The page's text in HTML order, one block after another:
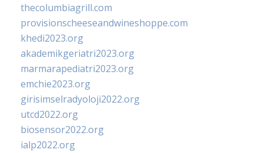
thecolumbiagrill.com
provisionscheeseandwineshoppe.com
khedi2023.org
akademikgeriatri2023.org
marmarapediatri2023.org
emchie2023.org
girisimselradyoloji2022.org
utcd2022.org
biosensor2022.org
ialp2022.org